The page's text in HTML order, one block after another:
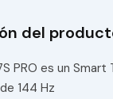
del
PRO es un
144 Hz